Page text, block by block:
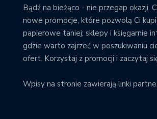
Bądź na bieżąco - nie przegap okazji.
nowe promocje, które pozwolą Ci
papierowe taniej; sklepy i księgarnie
gdzie warto zajrzeć w poszukiwaniu
ofert. Korzystaj z promocji i zaczytaj
Wpisy na stronie zawierają linki